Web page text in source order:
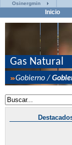
Osinergmin
Inicio